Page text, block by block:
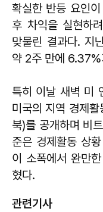
확실한 반등 요인
후 차익을 실현하
맞물린 결과다. 지
약 2주 만에 6.37%
특히 이날 새벽 미
미국의 지역 경제
북)를 공개하며 비
준은 경제활동 상
이 소폭에서 완만
혔다.
관련기사